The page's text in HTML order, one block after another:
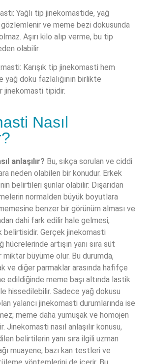
Yağlı tip jinekomastide, yağ
ve meme bezi dokusunda
Aşırı kilo alıp verme, bu tip
olabilir.
Karışık tip jinekomasti hem
yağ doku fazlalığının birlikte
jinekomasti tipidir.
Nasıl
anlaşılır? Bu, sıkça sorulan ve ciddi
neden olabilen bir konudur. Erkek
belirtileri şunlar olabilir: Dışarıdan
normalden büyük boyutlara
benzer bir görünüm alması ve
dahi fark edilir hale gelmesi,
belirtisidir. Gerçek jinekomasti
hücrelerinde artışın yanı sıra süt
büyüme olur. Bu durumda,
ve diğer parmaklar arasında hafifçe
edildiğinde meme başı altında lastik
hissedilebilir. Sadece yağ dokusu
yalancı jinekomasti durumlarında ise
meme daha yumuşak ve homojen
Jinekomasti nasıl anlaşılır konusu,
belirtilerin yanı sıra ilgili uzman
muayene, bazı kan testleri ve
yöntemlerini de içerir. Bu